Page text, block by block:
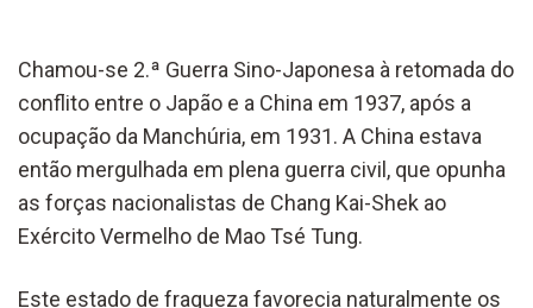
Chamou-se 2.ª Guerra Sino-Japonesa à retomada do
conflito entre o Japão e a China em 1937, após a
ocupação da Manchúria, em 1931. A China estava
então mergulhada em plena guerra civil, que opunha
as forças nacionalistas de Chang Kai-Shek ao
Exército Vermelho de Mao Tsé Tung.
Este estado de fraqueza favorecia naturalmente os